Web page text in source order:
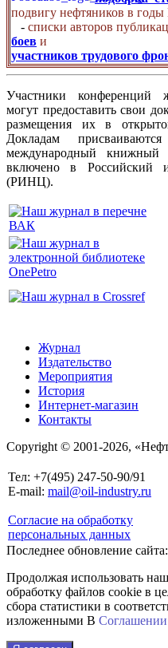
подвигу нефтяников в
- списки авторов
боев и
участников трудового
Участники конференций
могут предоставить свои
размещения их в
Докладам
международный книжный
включено в Российский
(РИНЦ).
Журнал
Издательство
Мероприятия
История
Интернет-магазин
Контакты
Copyright © 2001-2026,
Тел: +7(495) 247-50-90/91
E-mail: mail@oil-industry.ru
Согласие на обработку
персональных данных
Последнее обновление
Продолжая использовать
обработку файлов cookie в
сбора статистики в
изложенными В Соглашении